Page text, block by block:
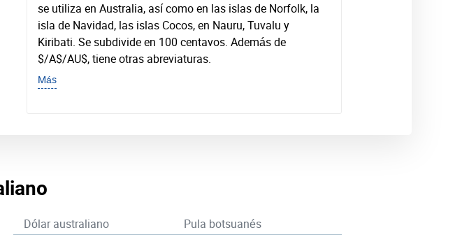
se utiliza en Australia, así como en las islas de Norfolk, la
isla de Navidad, las islas Cocos, en Nauru, Tuvalu y
Kiribati. Se subdivide en 100 centavos. Además de
$/A$/AU$, tiene otras abreviaturas.
Más
Dólar australiano Pula botsuanés